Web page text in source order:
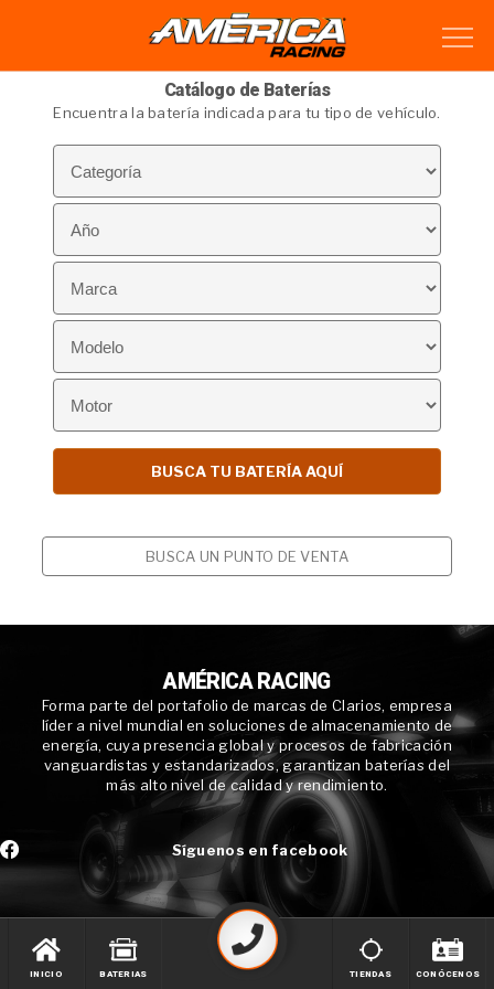
Catálogo de Baterías
Encuentra la batería indicada para tu tipo de vehículo.
BUSCA UN PUNTO DE VENTA
AMÉRICA RACING
Forma parte del portafolio de marcas de Clarios, empresa
líder a nivel mundial en soluciones de almacenamiento de
energía, cuya presencia global y procesos de fabricación
vanguardistas y estandarizados, garantizan baterías del
más alto nivel de calidad y rendimiento.
Síguenos en facebook
INICIO BATERIAS TIENDAS CONÓCENOS